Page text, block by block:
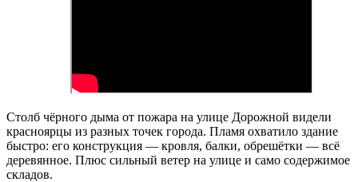
Столб чёрного дыма от пожара на улице Дорожной видели
красноярцы из разных точек города. Пламя охватило здание
быстро: его конструкция — кровля, балки, обрешётки — всё
деревянное. Плюс сильный ветер на улице и само содержимое
складов.